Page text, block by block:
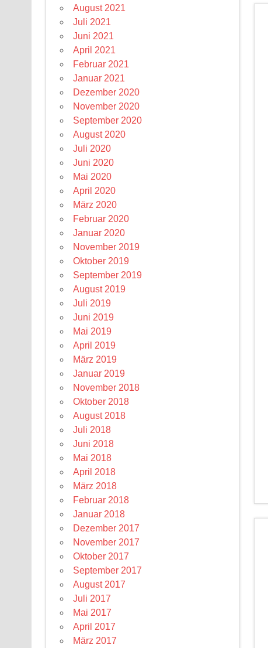
August 2021
Juli 2021
Juni 2021
April 2021
Februar 2021
Januar 2021
Dezember 2020
November 2020
September 2020
August 2020
Juli 2020
Juni 2020
Mai 2020
April 2020
März 2020
Februar 2020
Januar 2020
November 2019
Oktober 2019
September 2019
August 2019
Juli 2019
Juni 2019
Mai 2019
April 2019
März 2019
Januar 2019
November 2018
Oktober 2018
August 2018
Juli 2018
Juni 2018
Mai 2018
April 2018
März 2018
Februar 2018
Januar 2018
Dezember 2017
November 2017
Oktober 2017
September 2017
August 2017
Juli 2017
Mai 2017
April 2017
März 2017